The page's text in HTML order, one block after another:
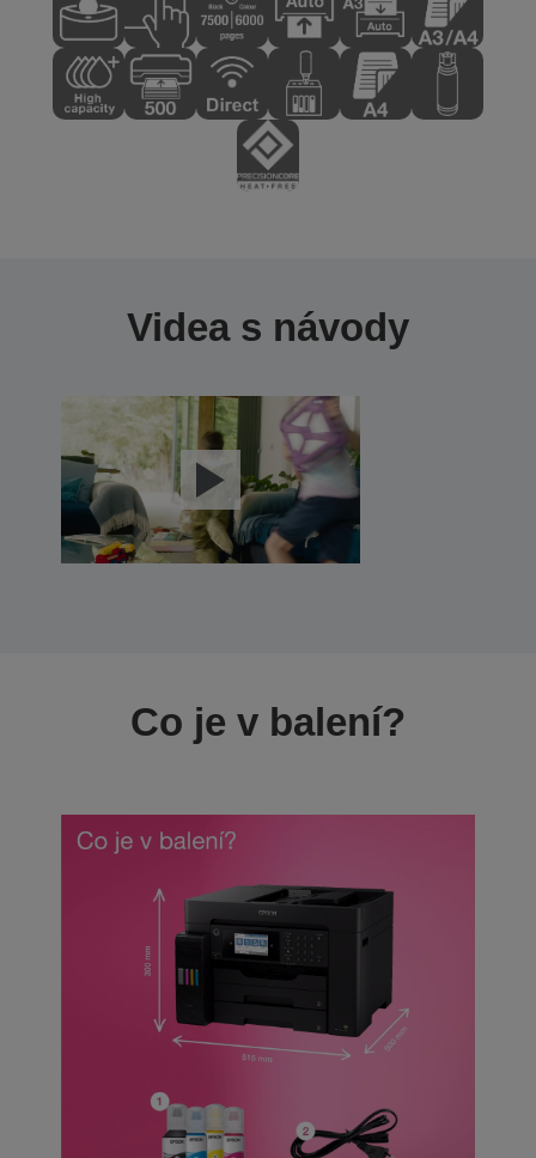
Videa s návody
Co je v balení?